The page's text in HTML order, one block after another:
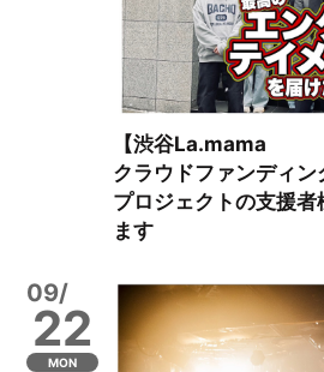
【渋谷La.mama
クラウドファンディン
プロジェクトの支援
ます
09/
22
MON